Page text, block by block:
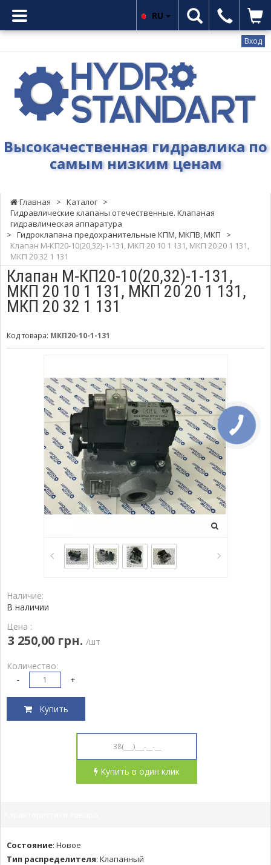
Вход
Гидростандарт
Высокачественная
гидравлика
низким
Высокачественная гидравлика по
самым низким ценам
RU
Главная > Каталог >
Гидравлические клапаны отечественные. Клапаная
гидравлическая аппаратура
> Гидроклапана предохранительные КПМ, МКПВ, МКП
>
Клапан М-КП20-10(20,32)-1-131, МКП 20 10 1 131, МКП 20 20 1 131,
МКП 20 32 1 131
Клапан М-КП20-10(20,32)-1-131,
МКП 20 10 1 131, МКП 20 20 1 131,
МКП 20 32 1 131
Код товара: МКП20-10-1-131
Наличие:
В наличии
Цена :
3 250,00 грн. /шт
Количество:
- +
Купить
Купить в один клик
Состояние: Новое
Тип распределителя: Клапанный